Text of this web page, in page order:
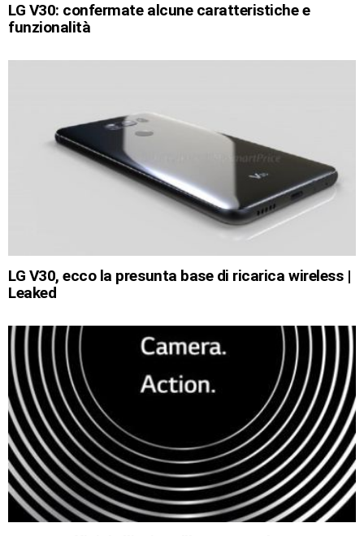
LG V30: confermate alcune caratteristiche e
funzionalità
LG V30, ecco la presunta base di ricarica wireless |
Leaked